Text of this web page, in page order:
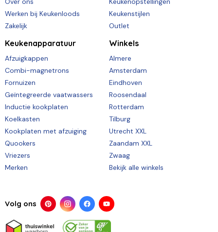
Werken bij Keukenloods
Zakelijk
Keukenstijlen
Outlet
Keukenapparatuur
Afzuigkappen
Combi-magnetrons
Fornuizen
Geïntegreerde vaatwassers
Inductie kookplaten
Koelkasten
Kookplaten met afzuiging
Quookers
Vriezers
Merken
Winkels
Almere
Amsterdam
Eindhoven
Roosendaal
Rotterdam
Tilburg
Utrecht XXL
Zaandam XXL
Zwaag
Bekijk alle winkels
Volg ons